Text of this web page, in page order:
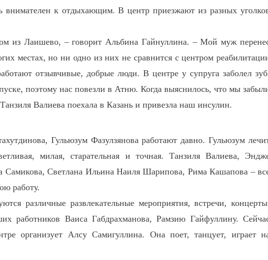
к отдыхающим. В центр приезжают из разных
из Лаишево, – говорит Альбина Гайнуллина. – Мой муж
местах, но ни одно из них не сравнится с центром
отзывчивые, добрые люди. В центре у супруга заболел
поэтому нас повезли в Атню. Когда выяснилось, что мы
Валиева поехала в Казань и привезла наш инсулин.
Гульюзум Фазулзянова работают давно. Гульюзум
милая, старательная и точная. Танзиля Валиева,
Самикова, Светлана Ильина Наиля Шарипова, Рима Кашапова –
работу.
различные развлекательные мероприятия, встречи,
работников Ваиса Габдрахманова, Рамзию Гайфуллину.
организует Алсу Самигуллина. Она поет, танцует, играет